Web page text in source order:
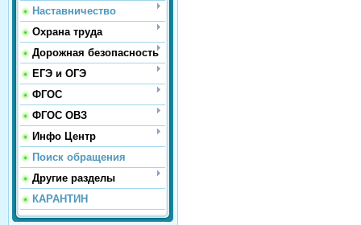
Наставничество
Охрана труда
Дорожная безопасность
ЕГЭ и ОГЭ
ФГОС
ФГОС ОВЗ
Инфо Центр
Поиск обращения
Другие разделы
КАРАНТИН